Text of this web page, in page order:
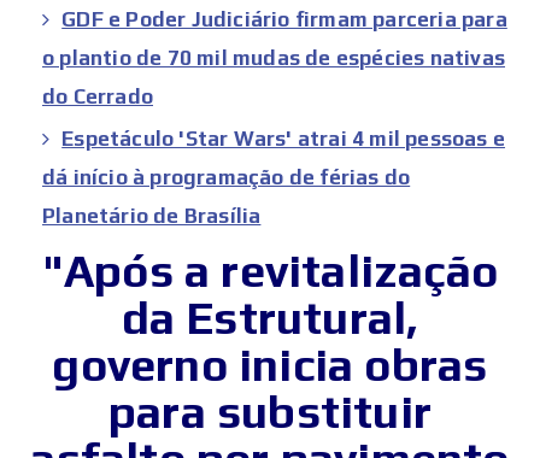
GDF e Poder Judiciário firmam parceria para
o plantio de 70 mil mudas de espécies nativas
do Cerrado
Espetáculo 'Star Wars' atrai 4 mil pessoas e
dá início à programação de férias do
Planetário de Brasília
"Após a revitalização
da Estrutural,
governo inicia obras
para substituir